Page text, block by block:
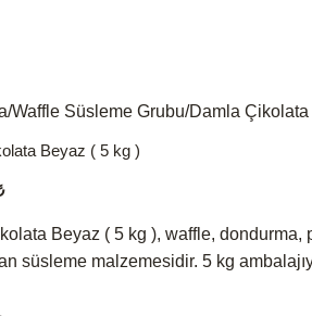
Waffle Süsleme Grubu Damla
Beyaz ( 5 kg )
Beyaz ( 5 kg ), waffle, dondurma,
süsleme malzemesidir. 5 kg